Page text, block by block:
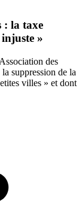
: la taxe
»
des
suppression de la
villes » et dont